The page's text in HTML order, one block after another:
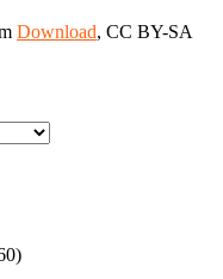
Download, CC BY-SA